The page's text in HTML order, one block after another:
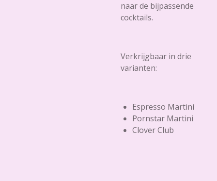
naar de bijpassende
cocktails.
Verkrijgbaar in drie
varianten:
Espresso Martini
Pornstar Martini
Clover Club